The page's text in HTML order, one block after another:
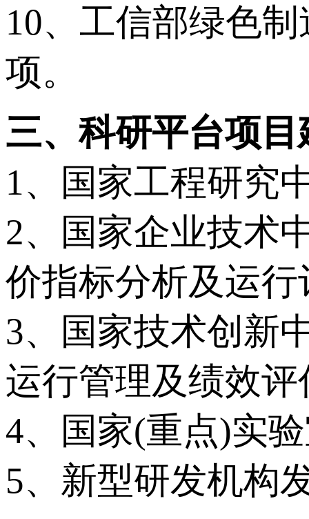
10、工信部绿色
项。
三、科研平台项
1、国家工程研究
2、国家企业技术
价指标分析及运行
3、国家技术创新
运行管理及绩效评
4、国家(重点)实
5、新型研发机构